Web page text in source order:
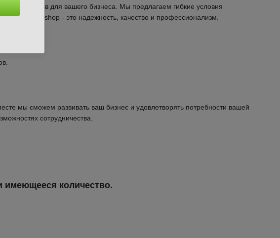
товаров для вашего бизнеса. Мы предлагаем гибкие условия
у powerok.shop - это надежность, качество и профессионализм.
мы сможем развивать ваш бизнес и удовлетворять потребности вашей
сотрудничества.
имеющееся количество.